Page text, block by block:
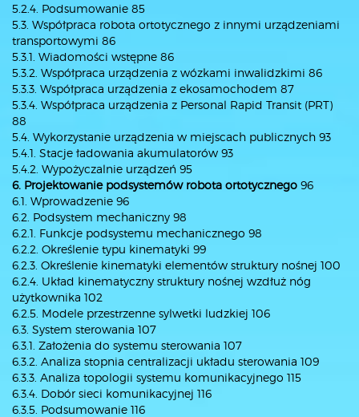
5.2.4. Podsumowanie 85
5.3. Współpraca robota ortotycznego z innymi urządzeniami
transportowymi 86
5.3.1. Wiadomości wstępne 86
5.3.2. Współpraca urządzenia z wózkami inwalidzkimi 86
5.3.3. Współpraca urządzenia z ekosamochodem 87
5.3.4. Współpraca urządzenia z Personal Rapid Transit (PRT)
88
5.4. Wykorzystanie urządzenia w miejscach publicznych 93
5.4.1. Stacje ładowania akumulatorów 93
5.4.2. Wypożyczalnie urządzeń 95
6. Projektowanie podsystemów robota ortotycznego 96
6.1. Wprowadzenie 96
6.2. Podsystem mechaniczny 98
6.2.1. Funkcje podsystemu mechanicznego 98
6.2.2. Określenie typu kinematyki 99
6.2.3. Określenie kinematyki elementów struktury nośnej 100
6.2.4. Układ kinematyczny struktury nośnej wzdłuż nóg
użytkownika 102
6.2.5. Modele przestrzenne sylwetki ludzkiej 106
6.3. System sterowania 107
6.3.1. Założenia do systemu sterowania 107
6.3.2. Analiza stopnia centralizacji układu sterowania 109
6.3.3. Analiza topologii systemu komunikacyjnego 115
6.3.4. Dobór sieci komunikacyjnej 116
6.3.5. Podsumowanie 116